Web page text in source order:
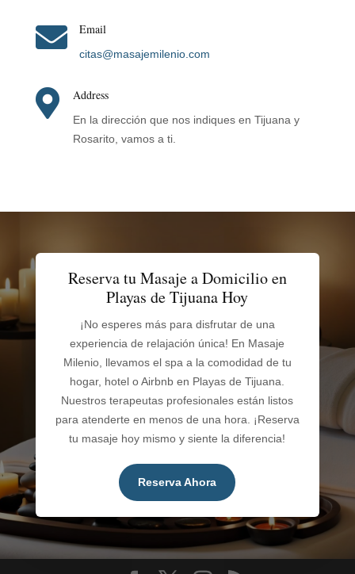
 Email
citas@masajemilenio.com
 Address
En la dirección que nos indiques en Tijuana y
Rosarito, vamos a ti.
Reserva tu Masaje a Domicilio en
Playas de Tijuana Hoy
¡No esperes más para disfrutar de una
experiencia de relajación única! En Masaje
Milenio, llevamos el spa a la comodidad de tu
hogar, hotel o Airbnb en Playas de Tijuana.
Nuestros terapeutas profesionales están listos
para atenderte en menos de una hora. ¡Reserva
tu masaje hoy mismo y siente la diferencia!
Reserva Ahora